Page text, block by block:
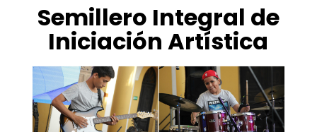
Semillero Integral de
Iniciación Artística